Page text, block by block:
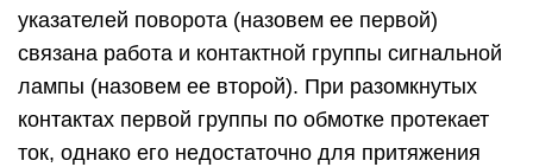
указателей поворота (назовем ее первой)
связана работа и контактной группы сигнальной
лампы (назовем ее второй). При разомкнутых
контактах первой группы по обмотке протекает
ток, однако его недостаточно для притяжения